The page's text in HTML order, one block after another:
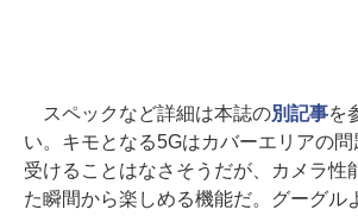
スペックなど詳細は本誌の別記事を
い。キモとなる5Gはカバーエリアの
受けることはなさそうだが、カメラ性
た瞬間から楽しめる機能だ。グーグル